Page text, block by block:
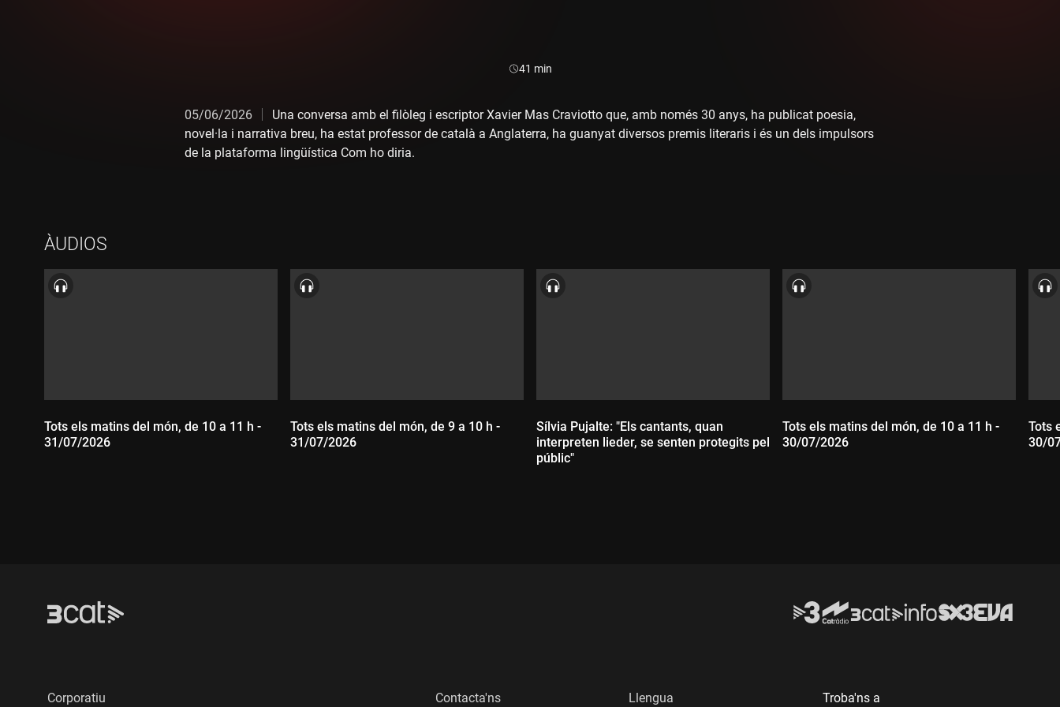
Durada:
41 min
05/06/2026
Una conversa amb el filòleg i escriptor Xavier Mas Craviotto que, amb només 30 anys, ha publicat poesia,
novel·la i narrativa breu, ha estat professor de català a Anglaterra, ha guanyat diversos premis literaris i és un dels impulsors
de la plataforma lingüística Com ho diria.
ÀUDIOS
Tots els matins del món, de 10 a 11 h -
31/07/2026
Tots els matins del món, de 9 a 10 h -
31/07/2026
Sílvia Pujalte: "Els cantants, quan
interpreten lieder, se senten protegits pel
públic"
Tots els matins del món, de 10 a 11 h -
30/07/2026
Tots
30/
Corporatiu Contacta'ns Llengua Troba'ns a